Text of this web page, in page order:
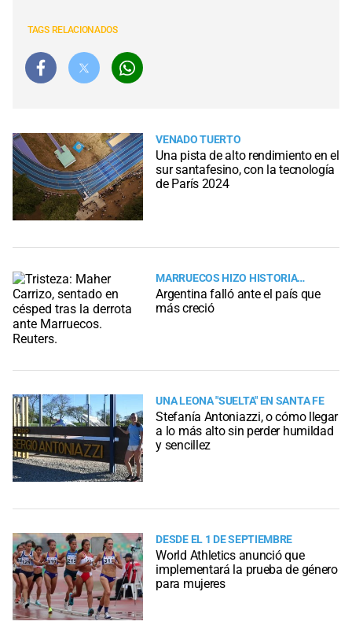
TAGS RELACIONADOS
VENADO TUERTO
Una pista de alto rendimiento en el
sur santafesino, con la tecnología
de París 2024
MARRUECOS HIZO HISTORIA…
Argentina falló ante el país que
más creció
UNA LEONA "SUELTA" EN SANTA FE
Stefanía Antoniazzi, o cómo llegar
a lo más alto sin perder humildad
y sencillez
DESDE EL 1 DE SEPTIEMBRE
World Athletics anunció que
implementará la prueba de género
para mujeres